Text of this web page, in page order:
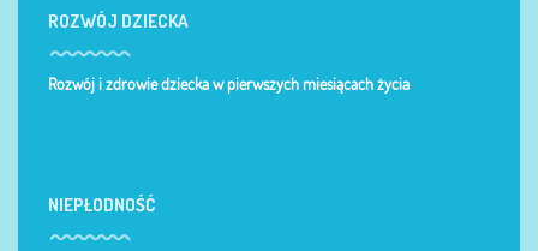
ROZWÓJ DZIECKA
Rozwój i zdrowie dziecka w pierwszych miesiącach życia
NIEPŁODNOŚĆ